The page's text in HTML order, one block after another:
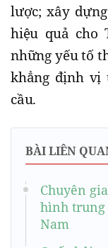
lược; xây
hiệu quả cho
những yếu tố
khẳng định vị
cầu.
BÀI LIÊN
Chuyên
hình trung
Nam